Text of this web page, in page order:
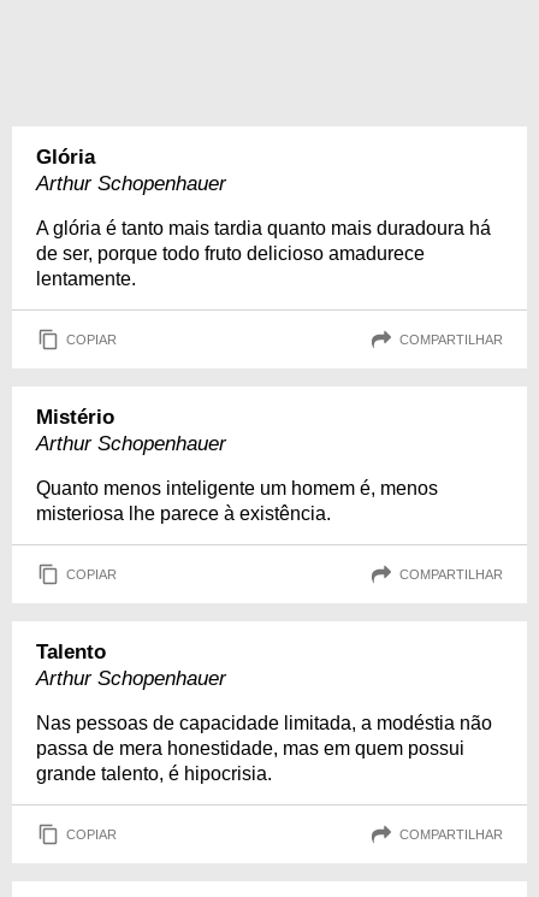
Glória
Arthur Schopenhauer
A glória é tanto mais tardia quanto mais duradoura há
de ser, porque todo fruto delicioso amadurece
lentamente.
COPIAR COMPARTILHAR
Mistério
Arthur Schopenhauer
Quanto menos inteligente um homem é, menos
misteriosa lhe parece à existência.
COPIAR COMPARTILHAR
Talento
Arthur Schopenhauer
Nas pessoas de capacidade limitada, a modéstia não
passa de mera honestidade, mas em quem possui
grande talento, é hipocrisia.
COPIAR COMPARTILHAR